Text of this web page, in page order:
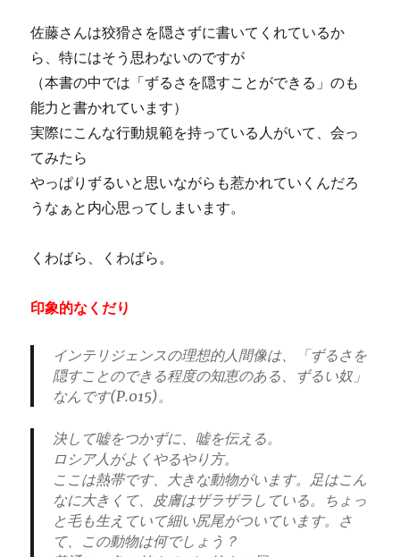
佐藤さんは狡猾さを隠さずに書いてくれているか
ら、特にはそう思わないのですが
（本書の中では「ずるさを隠すことができる」のも
能力と書かれています）
実際にこんな行動規範を持っている人がいて、会っ
てみたら
やっぱりずるいと思いながらも惹かれていくんだろ
うなぁと内心思ってしまいます。
くわばら、くわばら。
印象的なくだり
インテリジェンスの理想的人間像は、「ずるさを
隠すことのできる程度の知恵のある、ずるい奴」
なんです(P.015)。
決して嘘をつかずに、嘘を伝える。
ロシア人がよくやるやり方。
ここは熱帯です、大きな動物がいます。足はこん
なに大きくて、皮膚はザラザラしている。ちょっ
と毛も生えていて細い尻尾がついています。さ
て、この動物は何でしょう？